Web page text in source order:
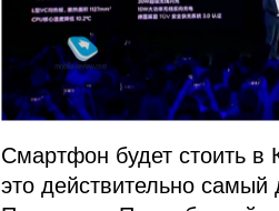
Смартфон будет стоить в
это действительно